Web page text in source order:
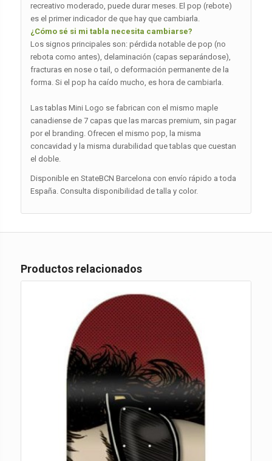
recreativo moderado, puede durar meses. El pop (rebote)
es el primer indicador de que hay que cambiarla.
¿Cómo sé si mi tabla necesita cambiarse?
Los signos principales son: pérdida notable de pop (no
rebota como antes), delaminación (capas separándose),
fracturas en nose o tail, o deformación permanente de la
forma. Si el pop ha caído mucho, es hora de cambiarla.
Las tablas Mini Logo se fabrican con el mismo maple
canadiense de 7 capas que las marcas premium, sin pagar
por el branding. Ofrecen el mismo pop, la misma
concavidad y la misma durabilidad que tablas que cuestan
el doble.
Disponible en StateBCN Barcelona con envío rápido a toda
España. Consulta disponibilidad de talla y color.
Productos relacionados